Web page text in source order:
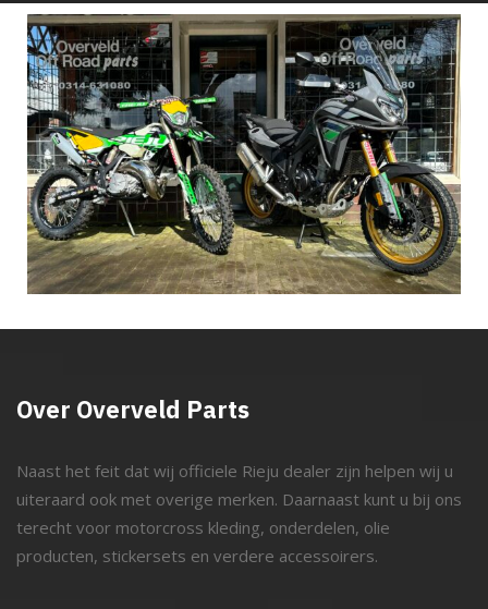
Over Overveld Parts
Naast het feit dat wij officiele Rieju dealer zijn helpen wij u
uiteraard ook met overige merken. Daarnaast kunt u bij ons
terecht voor motorcross kleding, onderdelen, olie
producten, stickersets en verdere accessoirers.